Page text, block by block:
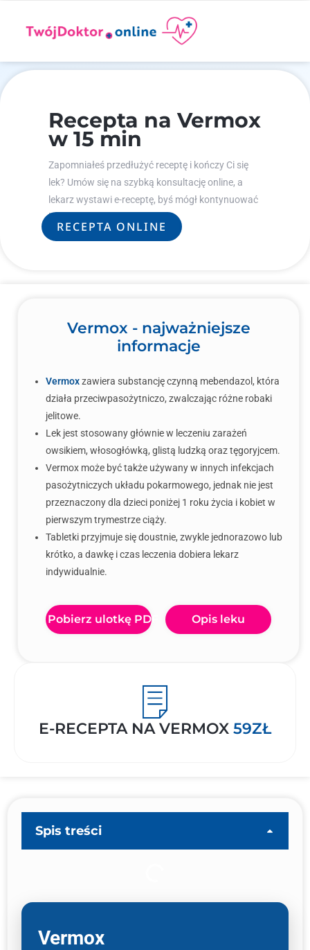
Recepta na Vermox
w 15 min
Zapomniałeś przedłużyć receptę i kończy Ci się
lek? Umów się na szybką konsultację online, a
lekarz wystawi e-receptę, byś mógł kontynuować
leczenie.
RECEPTA ONLINE
Vermox - najważniejsze
informacje
Vermoxzawiera substancję czynną mebendazol, która
działa przeciwpasożytniczo, zwalczając różne robaki
jelitowe.
Lek jest stosowany głównie w leczeniu zarażeń
owsikiem, włosogłówką, glistą ludzką oraz tęgoryjcem.
Vermox może być także używany w innych infekcjach
pasożytniczych układu pokarmowego, jednak nie jest
przeznaczony dla dzieci poniżej 1 roku życia i kobiet w
pierwszym trymestrze ciąży.
Tabletki przyjmuje się doustnie, zwykle jednorazowo lub
krótko, a dawkę i czas leczenia dobiera lekarz
indywidualnie.
Pobierz ulotkę PDF Opis leku
E-RECEPTA NA VERMOX 59ZŁ
Spis treści
Vermox